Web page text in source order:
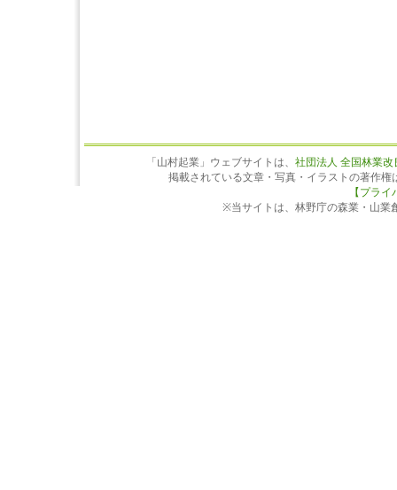
「山村起業」ウェブサイトは、 社団法人 全国林業
掲載されている文章・写真・イラストの著作
【プラ
※当サイトは、林野庁の森業・山業